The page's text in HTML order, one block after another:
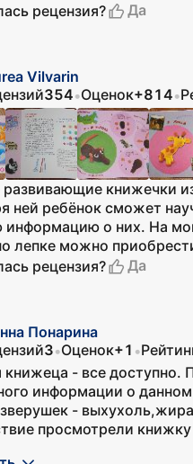
рецензия?
Да
Vilvarin
354•Оценок+814•
развивающие книжечки
ней ребёнок сможет
информацию о них. На
лепке можно
рецензия?
Да
Понарина
3•Оценок+1 •
книжеца - все доступно.
информации о
-
просмотрели